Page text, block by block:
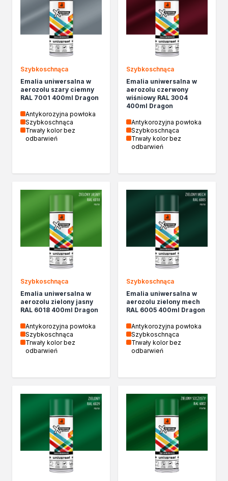
Izolacje i impregnaty budowlane
Folie w płynie
Impregnaty specjalistyczne
Impregnaty do drewna konstrukcyjnego
Przygotowanie do malowania
Środki bioochronne
Masy szpachlowe budowlane
Środki czyszczące
Malowanie, ochrona i dekoracja
Bejce
Lakierobejce
Lakiery
Lakiery dekoracyjne
Żywica epoksydowa
Farby żaroodporne
Chemia gospodarcza
Odkamieniacze
Preparaty udrażniające
Środki czyszczące
Chemia motoryzacyjna
Żywice
Zmywacze
Szpachlówki
Artykuły sezonowe
Klejenie i uszczelnianie
Kleje montażowe
Kleje naprawcze
Kleje specjalistyczne
Kleje do drewna
Kleje do podłóg
Kleje w sprayu
Szybkoschnąca
Emalia uniwersalna w
aerozolu szary ciemny
RAL 7001 400ml Dragon
Antykorozyjna powłoka
Szybkoschnąca
Trwały kolor bez
odbarwień
Szybkoschnąca
Emalia uniwersalna w
aerozolu czerwony
wiśniowy RAL 3004
400ml Dragon
Antykorozyjna powłoka
Szybkoschnąca
Trwały kolor bez
odbarwień
Szybkoschnąca
Emalia uniwersalna w
aerozolu zielony jasny
RAL 6018 400ml Dragon
Antykorozyjna powłoka
Szybkoschnąca
Trwały kolor bez
odbarwień
Szybkoschnąca
Emalia uniwersalna w
aerozolu zielony mech
RAL 6005 400ml Dragon
Antykorozyjna powłoka
Szybkoschnąca
Trwały kolor bez
odbarwień